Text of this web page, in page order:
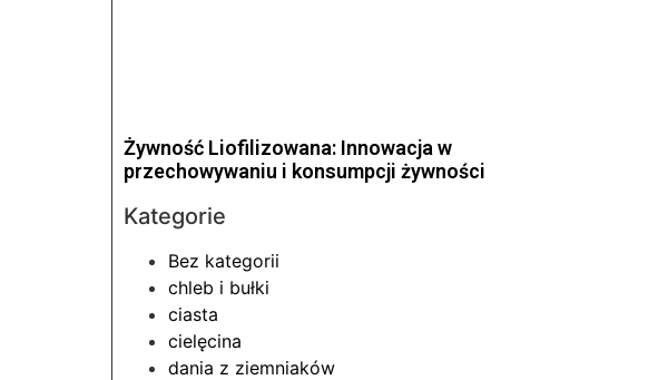
Żywność Liofilizowana: Innowacja w
przechowywaniu i konsumpcji żywności
Kategorie
Bez kategorii
chleb i bułki
ciasta
cielęcina
dania z ziemniaków